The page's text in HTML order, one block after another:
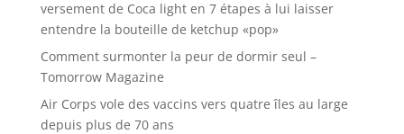
versement de Coca light en 7 étapes à lui laisser
entendre la bouteille de ketchup «pop»
Comment surmonter la peur de dormir seul –
Tomorrow Magazine
Air Corps vole des vaccins vers quatre îles au large
depuis plus de 70 ans